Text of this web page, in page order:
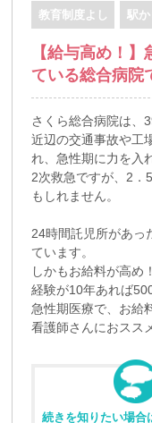
教育制度よし 駅
【給与高め！
ている総合病
さくら総合病院は、
近辺の交通事故や工
れ、急性期に力を入
2次救急ですが、2．
もしれません。
24時間託児所があっ
ています。
しかもお給料が高め
経験が10年あれば
急性期医療で、お給
看護師さんにおスス
続きを知りたい場合